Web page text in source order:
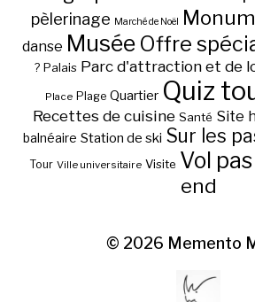
pèlerinage Marché de Noël
danse Musée Offre
? Palais Parc d'attraction et de
Place Plage Quartier Quiz
Recettes de cuisine Santé Site
balnéaire Station de ski Sur les
Tour Ville universitaire Visite Vol
end
© 2026 Memento